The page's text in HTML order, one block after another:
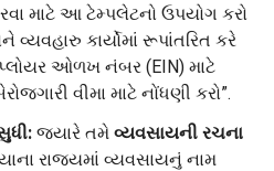
માટે આ ટેમ્પલેટનો ઉપયોગ કરો
કાર્યોમાં રૂપાંતરિત કરે
ઓળખ નંબર (EIN) માટે
વીમા માટે નોંધણી કરો”.
જ્યારે તમે વ્યવસાયની રચના
રાજ્યમાં વ્યવસાયનું નામ